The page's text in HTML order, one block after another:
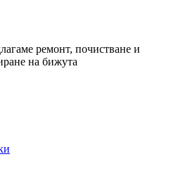
ремонт, почистване и
на бижута